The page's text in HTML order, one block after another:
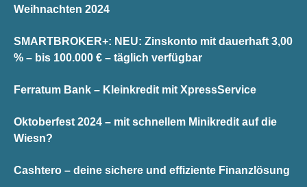
Weihnachten 2024
SMARTBROKER+: NEU: Zinskonto mit dauerhaft 3,00
% – bis 100.000 € – täglich verfügbar
Ferratum Bank – Kleinkredit mit XpressService
Oktoberfest 2024 – mit schnellem Minikredit auf die
Wiesn?
Cashtero – deine sichere und effiziente Finanzlösung